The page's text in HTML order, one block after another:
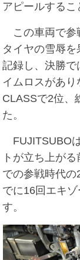
アピールするこ
この車両で参
タイヤの雪辱
記録し、決勝で
イムロスがあ
CLASSで2位、
た。
FUJITSUBO
トが立ち上が
での参戦時代の
でに16回エキ
す。